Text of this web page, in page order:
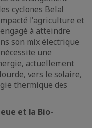
cyclones Belal
l'agriculture et
à atteindre
son mix électrique
une
actuellement
vers le solaire,
thermique des
et la Bio-